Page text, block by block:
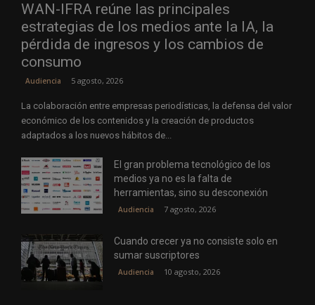
WAN-IFRA reúne las principales
estrategias de los medios ante la IA, la
pérdida de ingresos y los cambios de
consumo
Audiencia 5 agosto, 2026
La colaboración entre empresas periodísticas, la defensa del valor
económico de los contenidos y la creación de productos
adaptados a los nuevos hábitos de...
El gran problema tecnológico de los
medios ya no es la falta de
herramientas, sino su desconexión
Audiencia 7 agosto, 2026
Cuando crecer ya no consiste solo en
sumar suscriptores
Audiencia 10 agosto, 2026